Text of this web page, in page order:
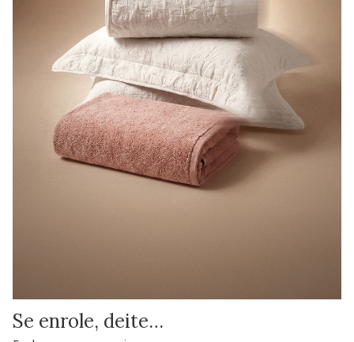
Se enrole, deite…